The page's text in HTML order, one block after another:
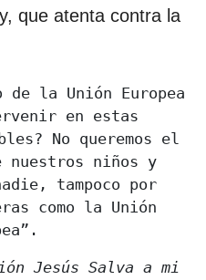
que atenta contra la
la Unión Europea
en estas
No queremos el
nuestros niños y
tampoco por
como la Unión
Jesús Salva a mi